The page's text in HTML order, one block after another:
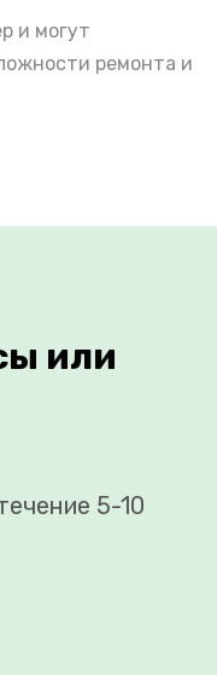
и могут
ремонта и
или
5-10